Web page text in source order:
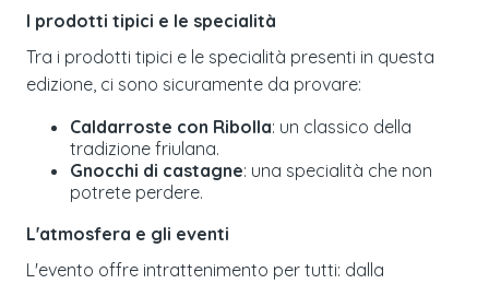
I prodotti tipici e le specialità
Tra i prodotti tipici e le specialità presenti in questa
edizione, ci sono sicuramente da provare:
Caldarroste con Ribolla: un classico della
tradizione friulana.
Gnocchi di castagne: una specialità che non
potrete perdere.
L'atmosfera e gli eventi
L'evento offre intrattenimento per tutti: dalla